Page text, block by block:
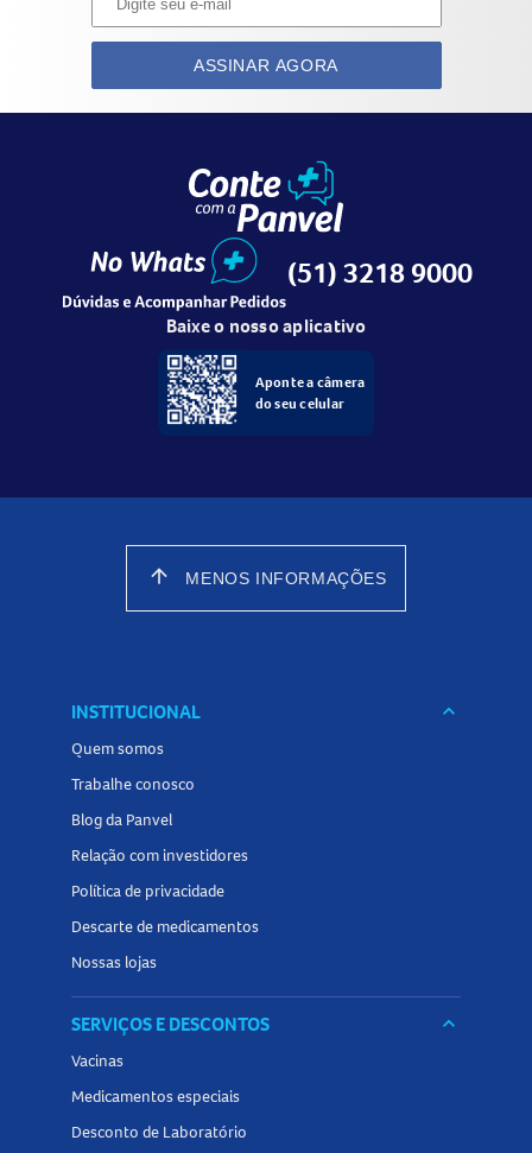
ASSINAR AGORA
(51) 3218 9000
Baixe o nosso aplicativo
Aponte a câmera
do seu celular
arrow_upward MENOS INFORMAÇÕES
INSTITUCIONAL keyboard_arrow_down
Quem somos
Trabalhe conosco
Blog da Panvel
Relação com investidores
Política de privacidade
Descarte de medicamentos
Nossas lojas
SERVIÇOS E DESCONTOS keyboard_arrow_down
Vacinas
Medicamentos especiais
Desconto de Laboratório